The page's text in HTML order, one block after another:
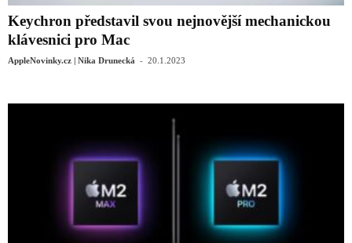
Keychron představil svou nejnovější mechanickou
klávesnici pro Mac
AppleNovinky.cz | Nika Drunecká - 20.1.2023